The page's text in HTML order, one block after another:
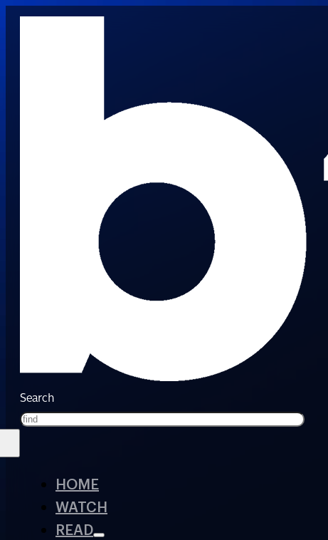
Search
HOME
WATCH
READ